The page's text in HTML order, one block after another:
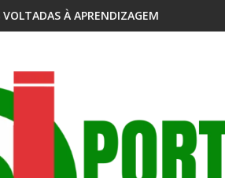
ANOS INICIAIS EM AUTAZES
SÃO RAIMUNDO CELEBRA